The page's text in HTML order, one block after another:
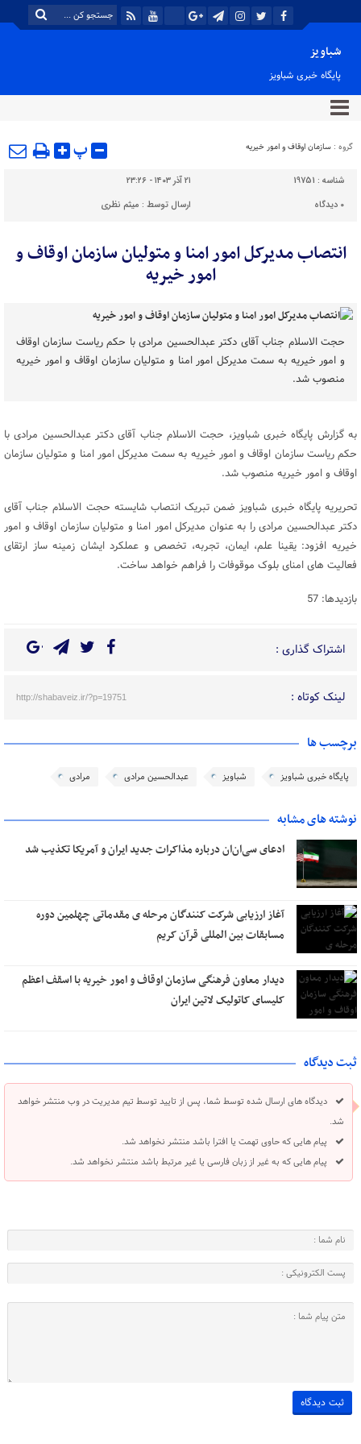
شباویز
پایگاه خبری شباویز
گروه : سازمان اوقاف و امور خیریه پ
شناسه : 19751
۲۱ آذر ۱۴۰۳ - ۲۳:۲۶
۰ دیدگاه ارسال توسط : میثم نظری
انتصاب مدیرکل امور امنا و متولیان سازمان اوقاف و
امور خیریه
حجت الاسلام جناب آقای دکتر عبدالحسین مرادی با حکم ریاست سازمان اوقاف
و امور خیریه به سمت مدیرکل امور امنا و متولیان سازمان اوقاف و امور خیریه
منصوب شد.
به گزارش پایگاه خبری شباویز، حجت الاسلام جناب آقای دکتر عبدالحسین مرادی با
حکم ریاست سازمان اوقاف و امور خیریه به سمت مدیرکل امور امنا و متولیان سازمان
اوقاف و امور خیریه منصوب شد.
تحریریه پایگاه خبری شباویز ضمن تبریک انتصاب شایسته حجت الاسلام جناب آقای
دکتر عبدالحسین مرادی را به عنوان مدیرکل امور امنا و متولیان سازمان اوقاف و امور
خیریه افزود: یقینا علم، ایمان، تجربه، تخصص و عملکرد ایشان زمینه ساز ارتقای
فعالیت های امنای بلوک موقوفات را فراهم خواهد ساخت.
بازدیدها: 57
اشتراک گذاری :
لینک کوتاه : http://shabaveiz.ir/?p=19751
برچسب ها
پایگاه خبری شباویز شباویز عبدالحسین مرادی مرادی
نوشته های مشابه
ادعای سی‌ان‌ان درباره مذاکرات جدید ایران و آمریکا تکذیب شد
آغاز ارزیابی شرکت کنندگان مرحله ی مقدماتی چهلمین دوره
مسابقات بین المللی قرآن کریم
دیدار معاون فرهنگی سازمان اوقاف و امور خیریه با اسقف اعظم
کلیسای کاتولیک لاتین ایران
ثبت دیدگاه
دیدگاه های ارسال شده توسط شما، پس از تایید توسط تیم مدیریت در وب منتشر خواهد
شد.
پیام هایی که حاوی تهمت یا افترا باشد منتشر نخواهد شد.
پیام هایی که به غیر از زبان فارسی یا غیر مرتبط باشد منتشر نخواهد شد.